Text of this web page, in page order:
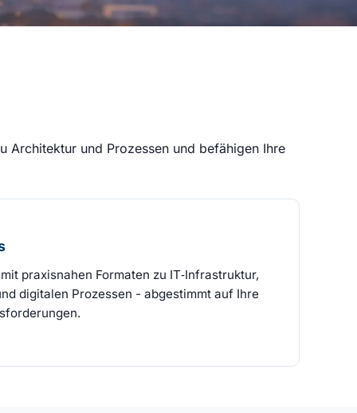
Architektur und Prozessen und befähigen Ihre
praxisnahen Formaten zu IT‑Infrastruktur,
digitalen Prozessen - abgestimmt auf Ihre